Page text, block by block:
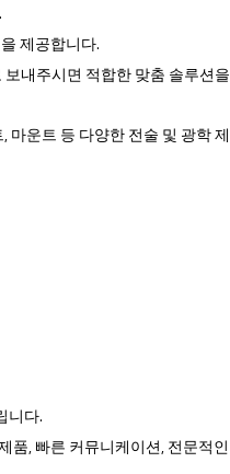
제공합니다.
보내주시면 적합한 맞춤 솔루션
운트 등 다양한 전술 및 광학
니다.
품, 빠른 커뮤니케이션, 전문적